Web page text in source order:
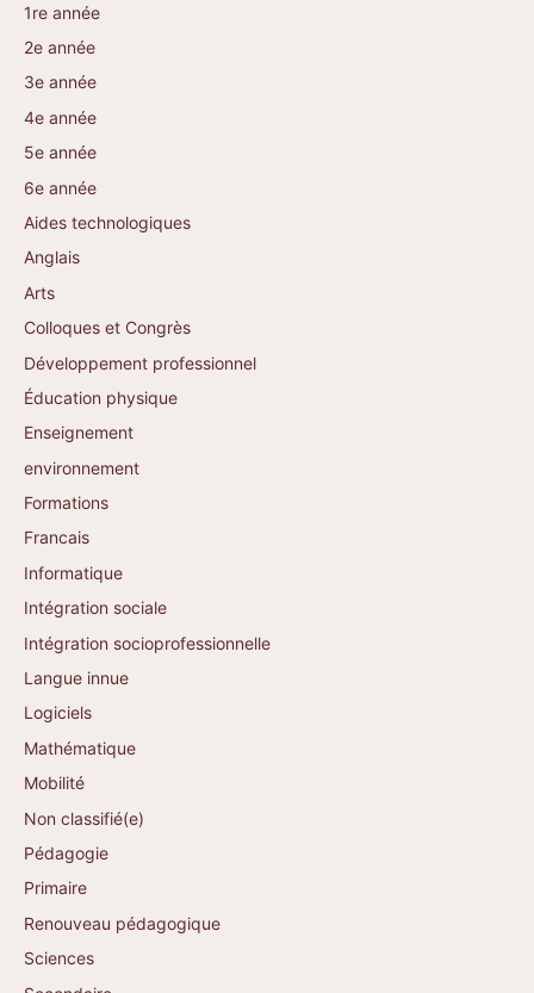
1re année
2e année
3e année
4e année
5e année
6e année
Aides technologiques
Anglais
Arts
Colloques et Congrès
Développement professionnel
Éducation physique
Enseignement
environnement
Formations
Francais
Informatique
Intégration sociale
Intégration socioprofessionnelle
Langue innue
Logiciels
Mathématique
Mobilité
Non classifié(e)
Pédagogie
Primaire
Renouveau pédagogique
Sciences